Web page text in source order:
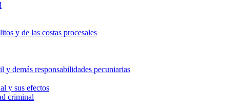
y de las costas procesales
demás responsabilidades pecuniarias
y sus efectos
criminal